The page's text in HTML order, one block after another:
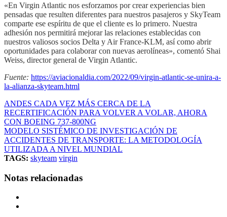
«En Virgin Atlantic nos esforzamos por crear experiencias bien
pensadas que resulten diferentes para nuestros pasajeros y SkyTeam
comparte ese espíritu de que el cliente es lo primero. Nuestra
adhesión nos permitirá mejorar las relaciones establecidas con
nuestros valiosos socios Delta y Air France-KLM, así como abrir
oportunidades para colaborar con nuevas aerolíneas», comentó Shai
Weiss, director general de Virgin Atlantic.
Fuente: https://aviacionaldia.com/2022/09/virgin-atlantic-se-unira-a-
la-alianza-skyteam.html
ANDES CADA VEZ MÁS CERCA DE LA
RECERTIFICACIÓN PARA VOLVER A VOLAR, AHORA
CON BOEING 737-800NG
MODELO SISTÉMICO DE INVESTIGACIÓN DE
ACCIDENTES DE TRANSPORTE: LA METODOLOGÍA
UTILIZADA A NIVEL MUNDIAL
TAGS: skyteam virgin
Notas relacionadas